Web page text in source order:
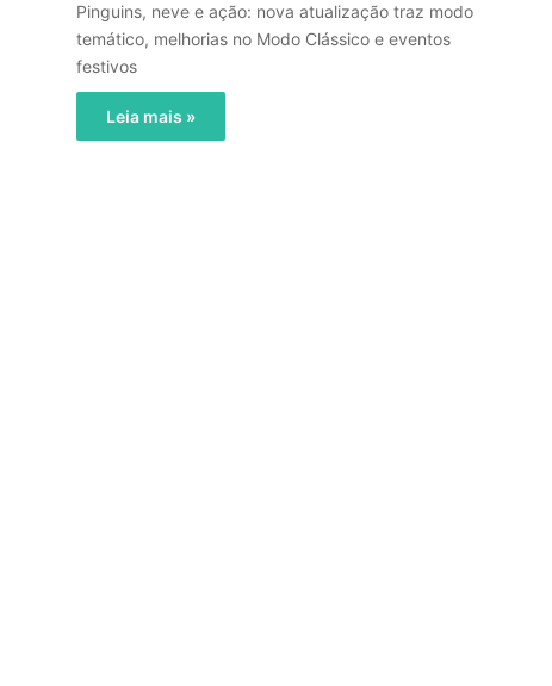
Pinguins, neve e ação: nova atualização traz modo
temático, melhorias no Modo Clássico e eventos
festivos
Leia mais »